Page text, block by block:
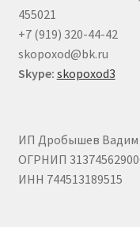
455021
+7 (919) 320-44-42
skopoxod@bk.ru
Skype: skopoxod3
ИП Дробышев
ОГРНИП
ИНН 744513189515